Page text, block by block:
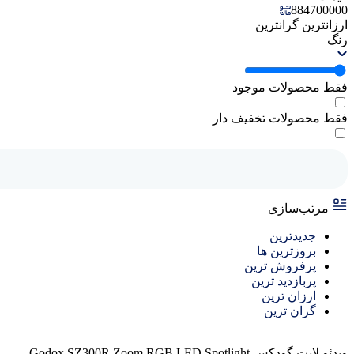
884700000
ارزانترین گرانترین
رنگ
فقط محصولات موجود
فقط محصولات تخفیف دار
مرتب‌سازی
جدیدترین
بروزترین ها
پرفروش ترین
پربازدید ترین
ارزان ترین
گران ترین